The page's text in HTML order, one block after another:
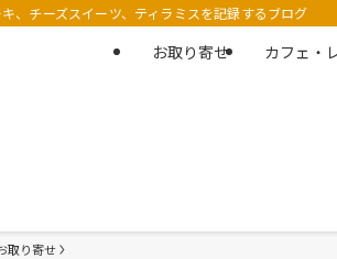
、チーズスイーツ、ティラミスを記録するブログ
お取り寄せ カフェ・
取り寄せ